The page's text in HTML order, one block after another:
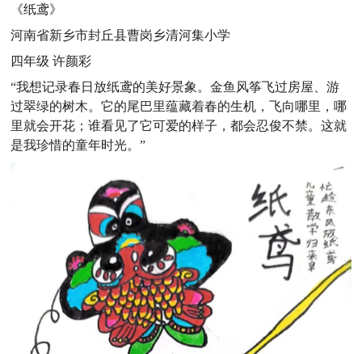
《纸鸢》
河南省新乡市封丘县曹岗乡清河集小学
四年级 许颜彩
“我想记录春日放纸鸢的美好景象。金鱼风筝飞过房屋、游
过翠绿的树木。它的尾巴里蕴藏着春的生机，飞向哪里，哪
里就会开花；谁看见了它可爱的样子，都会忍俊不禁。这就
是我珍惜的童年时光。”